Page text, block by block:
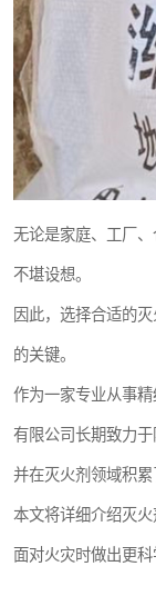
无论是家庭、工厂
不堪设想。
因此，选择合适的
的关键。
作为一家专业从事
有限公司长期致力于
并在灭火剂领域积累
本文将详细介绍灭
面对火灾时做出更科